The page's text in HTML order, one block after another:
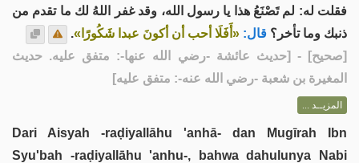
فقلت له: لم تَصْنَعُ هذا يا رسول الله، وقد غفر اللهُ لك ما تقدم من
ذنبك وما تأخر؟ قال: «أَفَلَا أحب أن أكونَ عبدا شَكُورًا».
[صحيح] - [حديث عائشة -رضي الله عنها-: متفق عليه. حديث
المغيرة بن شعبة -رضي الله عنه-: متفق عليه]
المزيــد ...
Dari Aisyah -raḍiyallāhu 'anhā- dan Mugīrah Ibn
Syu'bah -raḍiyallāhu 'anhu-, bahwa dahulunya Nabi